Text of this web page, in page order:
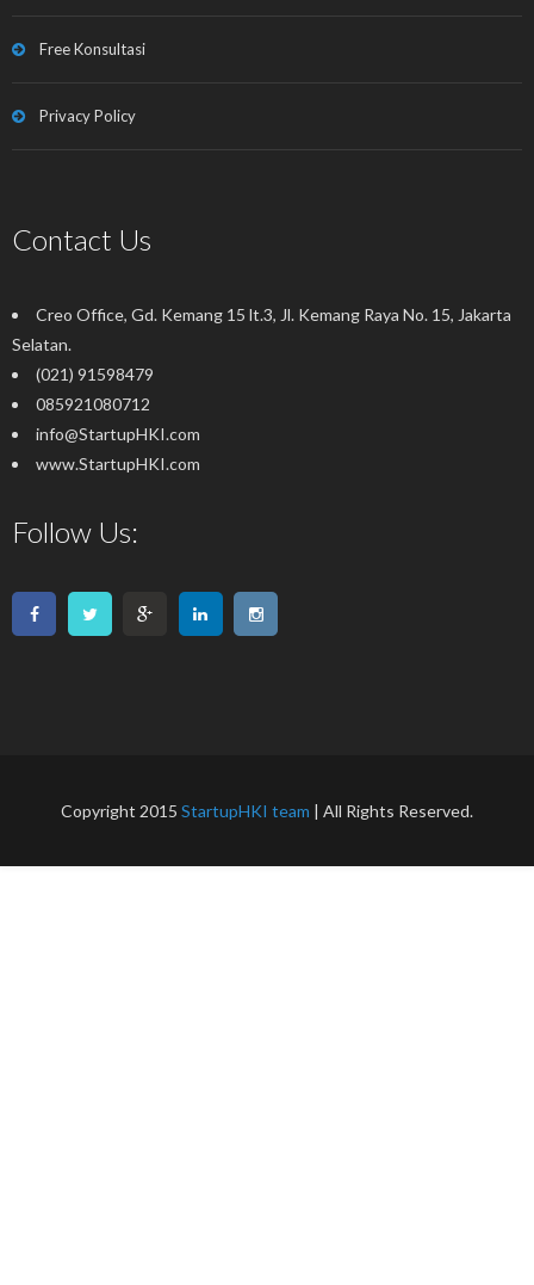
Free Konsultasi
Privacy Policy
Contact Us
Creo Office, Gd. Kemang 15 lt.3, Jl. Kemang Raya No. 15, Jakarta
Selatan.
(021) 91598479
085921080712
info@StartupHKI.com
www.StartupHKI.com
Follow Us:
Copyright 2015 StartupHKI team | All Rights Reserved.